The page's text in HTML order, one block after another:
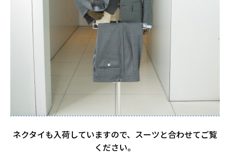
ネクタイも入荷していますので、スーツと合わせてご覧
ください。